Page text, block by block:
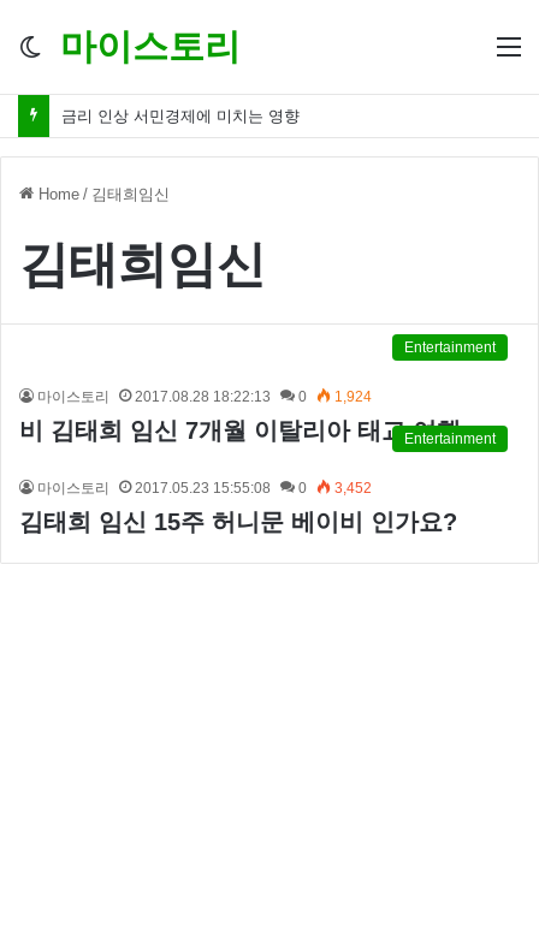
Switch
마이스토리
금리 인상 서민경제에 미치는 영향
Home / 김태희임신
김태희임신
Entertainment
마이스토리 2017.08.28 18:22:13 0 1,924
비 김태희 임신 7개월 이탈리아 태교 여행
Entertainment
마이스토리 2017.05.23 15:55:08 0 3,452
김태희 임신 15주 허니문 베이비 인가요?